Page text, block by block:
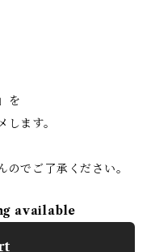
を
ます。
でご了承ください。
available